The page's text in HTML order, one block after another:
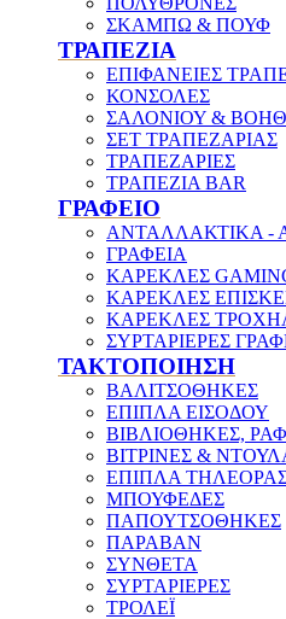
ΣΚΑΜΠΩ & ΠΟΥΦ
ΤΡΑΠΕΖΙΑ
ΕΠΙΦΑΝΕΙΕΣ
ΚΟΝΣΟΛΕΣ
ΣΑΛΟΝΙΟΥ &
ΣΕΤ ΤΡΑΠΕΖΑΡΙΑΣ
ΤΡΑΠΕΖΑΡΙΕΣ
ΤΡΑΠΕΖΙΑ BAR
ΓΡΑΦΕΙΟ
ΑΝΤΑΛΛΑΚΤΙΚΑ -
ΓΡΑΦΕΙΑ
ΚΑΡΕΚΛΕΣ
ΚΑΡΕΚΛΕΣ
ΚΑΡΕΚΛΕΣ
ΣΥΡΤΑΡΙΕΡΕΣ
ΤΑΚΤΟΠΟΙΗΣΗ
ΒΑΛΙΤΣΟΘΗΚΕΣ
ΕΠΙΠΛΑ ΕΙΣΟΔΟΥ
ΒΙΒΛΙΟΘΗΚΕΣ,
ΒΙΤΡΙΝΕΣ &
ΕΠΙΠΛΑ
ΜΠΟΥΦΕΔΕΣ
ΠΑΠΟΥΤΣΟΘΗΚΕΣ
ΠΑΡΑΒΑΝ
ΣΥΝΘΕΤΑ
ΣΥΡΤΑΡΙΕΡΕΣ
ΤΡΟΛΕΪ